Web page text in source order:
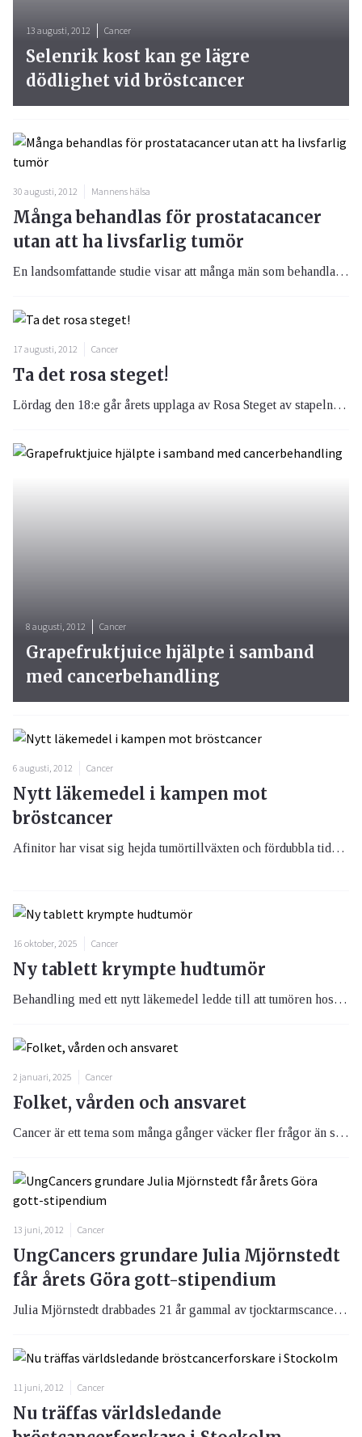
30 augusti, 2012 Mannens hälsa
Många behandlas för prostatacancer
utan att ha livsfarlig tumör
En landsomfattande studie visar att många män som behandlas för prostatacancer löper låg risk att dö i sin sjukdom.
17 augusti, 2012 Cancer
Ta det rosa steget!
Lördag den 18:e går årets upplaga av Rosa Steget av stapeln i Göteborg. Du som befinner dig i Göteborg kan stödja forskningen kring bröstcancer genom att delta i eventet.
13 augusti, 2012 Cancer
Selenrik kost kan ge lägre
dödlighet vid bröstcancer
8 augusti, 2012 Cancer
Grapefruktjuice hjälpte i samband
med cancerbehandling
6 augusti, 2012 Cancer
Nytt läkemedel i kampen mot
bröstcancer
Afinitor har visat sig hejda tumörtillväxten och fördubbla tiden utan tumörtillväxt hos de kvinnor som behandlades. Läkemedlet godkändes nyligen inom EU i kombination med antihormonbehandling som behandling av hormonpositiv bröstcancer.
16 oktober, 2025 Cancer
Ny tablett krympte hudtumör
Behandling med ett nytt läkemedel ledde till att tumören hos patienter med aggressiv basalcellscancer krympte.
2 januari, 2025 Cancer
Folket, vården och ansvaret
Cancer är ett tema som många gånger väcker fler frågor än svar. Det visade om inte annat morgonens debatt i som blev startskottet för årets Cancerdagen i Almedalen.
13 juni, 2012 Cancer
UngCancers grundare Julia Mjörnstedt
får årets Göra gott-stipendium
Julia Mjörnstedt drabbades 21 år gammal av tjocktarmscancer. Genom sina egna upplevelser och frustration vände hon situationen och skapade UngCancer, något som kom att bli ett stöd och en inspiration för andra unga cancerdrabbade.
11 juni, 2012 Cancer
Nu träffas världsledande